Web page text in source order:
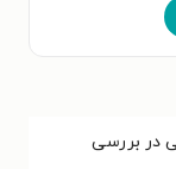
در بررسی